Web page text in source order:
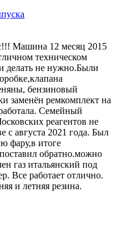
Машина 12 месяц 2015
техническом
делать не нужно.Были
бензиновый
заменён ремкомплект на
Семейный
реагентов не
с августа 2021 года. Был
фару,в итоге
обратно.можно
газ итальянский под
Все работает отлично.
и летняя резина.